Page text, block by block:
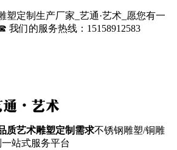
塑定制生产厂家_艺通·艺术_愿您有一
我们的服务热线：15158912583
质艺术雕塑定制需求不锈钢雕塑/铜雕
站式服务平台